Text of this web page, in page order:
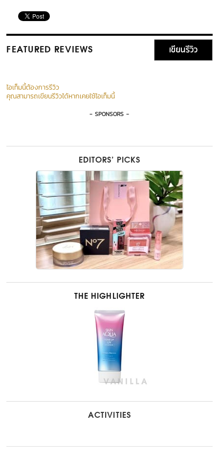
FEATURED REVIEWS เขียนรีวิว
ไอเท็มนี้ต้องการรีวิว
คุณสามารถเขียนรีวิวได้หากเคยใช้ไอเท็มนี้
- SPONSORS -
EDITORS’ PICKS
THE HIGHLIGHTER
ACTIVITIES